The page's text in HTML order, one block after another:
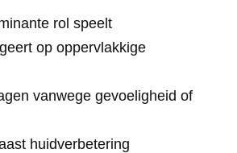
rol speelt
op oppervlakkige
vanwege gevoeligheid of
huidverbetering